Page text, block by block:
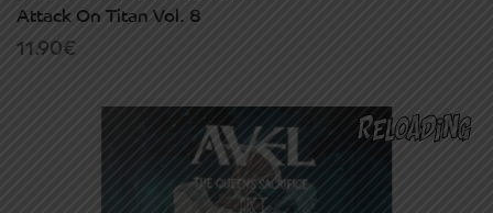
Attack On Titan Vol. 8
11.90€